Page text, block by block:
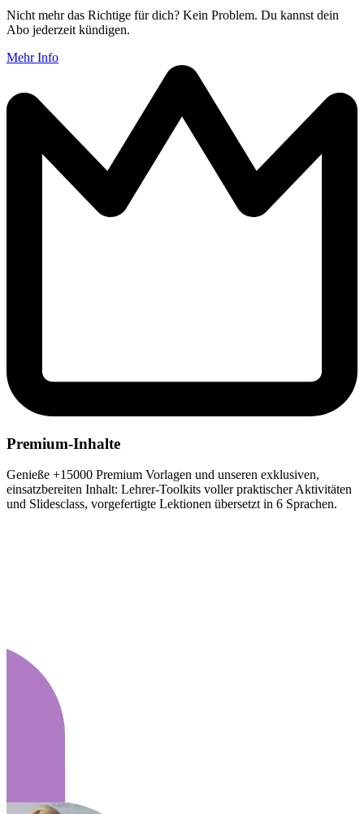
Nicht mehr das Richtige für dich? Kein Problem. Du kannst dein
Abo jederzeit kündigen.
Mehr Info
Premium-Inhalte
Genieße +15000 Premium Vorlagen und unseren exklusiven,
einsatzbereiten Inhalt: Lehrer-Toolkits voller praktischer Aktivitäten
und Slidesclass, vorgefertigte Lektionen übersetzt in 6 Sprachen.